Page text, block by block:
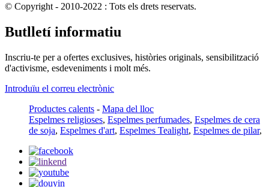
© Copyright - 2010-2022 : Tots els drets reservats.
Butlletí informatiu
Inscriu-te per a ofertes exclusives, històries originals, sensibilització
d'activisme, esdeveniments i molt més.
Introduïu el correu electrònic
Productes calents - Mapa del lloc
Espelmes religioses, Espelmes perfumades, Espelmes de cera
de soja, Espelmes d'art, Espelmes Tealight, Espelmes de pilar,